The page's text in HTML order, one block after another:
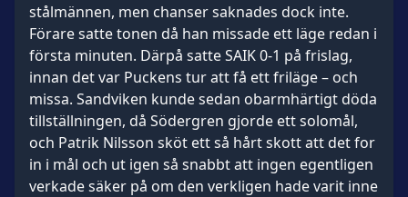
stålmännen, men chanser saknades dock inte.
Förare satte tonen då han missade ett läge redan i
första minuten. Därpå satte SAIK 0-1 på frislag,
innan det var Puckens tur att få ett friläge – och
missa. Sandviken kunde sedan obarmhärtigt döda
tillställningen, då Södergren gjorde ett solomål,
och Patrik Nilsson sköt ett så hårt skott att det for
in i mål och ut igen så snabbt att ingen egentligen
verkade säker på om den verkligen hade varit inne